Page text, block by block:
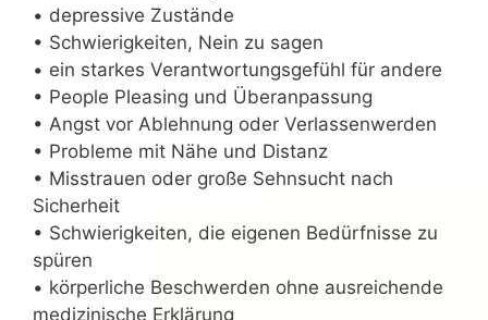
• depressive Zustände
• Schwierigkeiten, Nein zu sagen
• ein starkes Verantwortungsgefühl für andere
• People Pleasing und Überanpassung
• Angst vor Ablehnung oder Verlassenwerden
• Probleme mit Nähe und Distanz
• Misstrauen oder große Sehnsucht nach
Sicherheit
• Schwierigkeiten, die eigenen Bedürfnisse zu
spüren
• körperliche Beschwerden ohne ausreichende
medizinische Erklärung